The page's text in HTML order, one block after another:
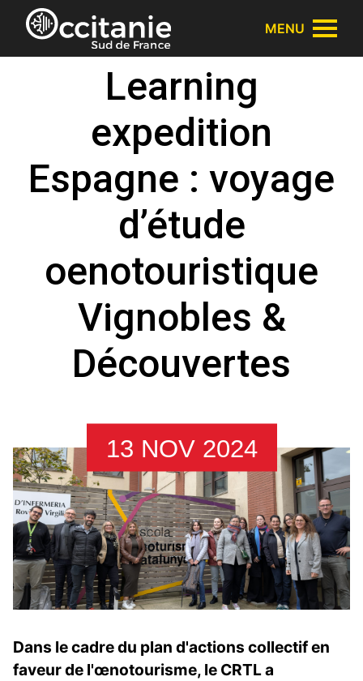
Panneau de gestion des cookies
MENU
Learning
expedition
Espagne : voyage
d’étude
oenotouristique
Vignobles &
Découvertes
13 NOV 2024
Dans le cadre du plan d'actions collectif en
faveur de l'œnotourisme, le CRTL a